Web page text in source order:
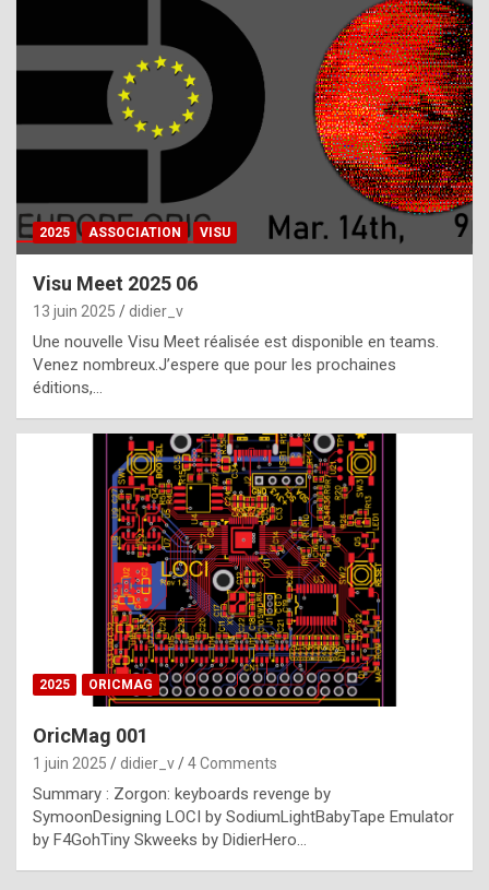
h
a
t
t
e
b
e
s
t
p
h
o
n
y
l
e
x
2025 ASSOCIATION VISU
Visu Meet 2025 06
13 juin 2025 didier_v
Une nouvelle Visu Meet réalisée est disponible en teams.
Venez nombreux.J’espere que pour les prochaines
éditions,…
2025 ORICMAG
OricMag 001
1 juin 2025 didier_v 4 Comments
Summary : Zorgon: keyboards revenge by
SymoonDesigning LOCI by SodiumLightBabyTape Emulator
by F4GohTiny Skweeks by DidierHero…